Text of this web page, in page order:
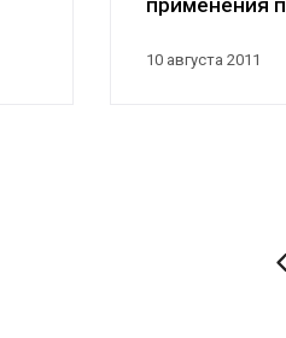
10 августа 2011
применения